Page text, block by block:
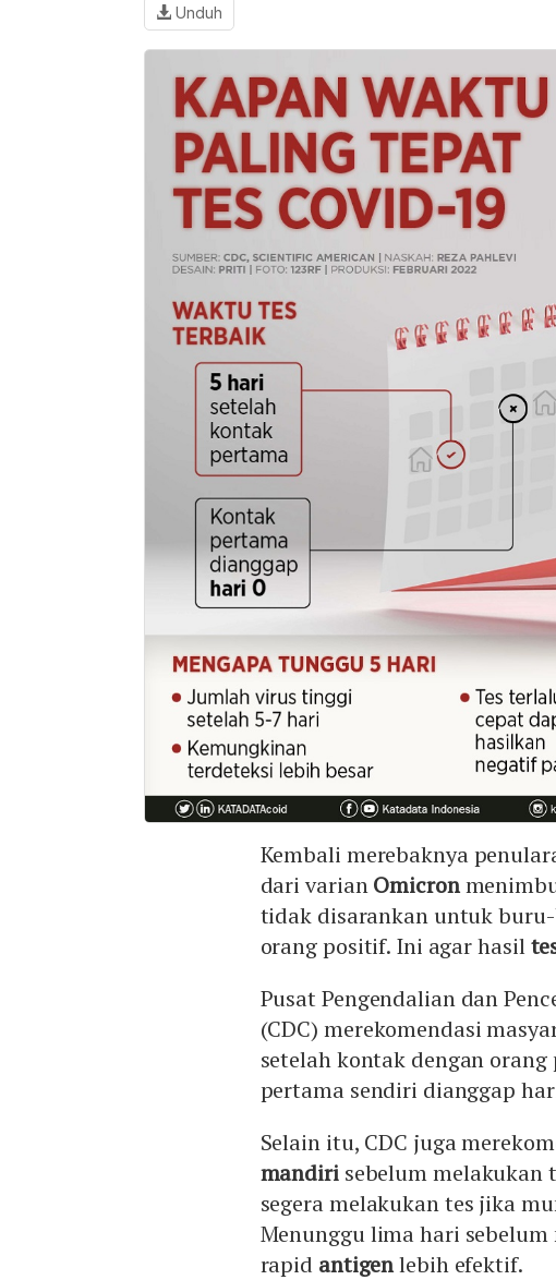
Unduh
Kembali merebaknya
dari varianOmicron
tidak disarankan untuk
orang positif. Ini agar hasil
Pusat Pengendalian dan
(CDC) merekomendasi
setelah kontak dengan
pertama sendiri dianggap
Selain itu, CDC juga
mandirisebelum melakukan
segera melakukan tes jika
Menunggu lima hari
rapid antigenlebih efektif.